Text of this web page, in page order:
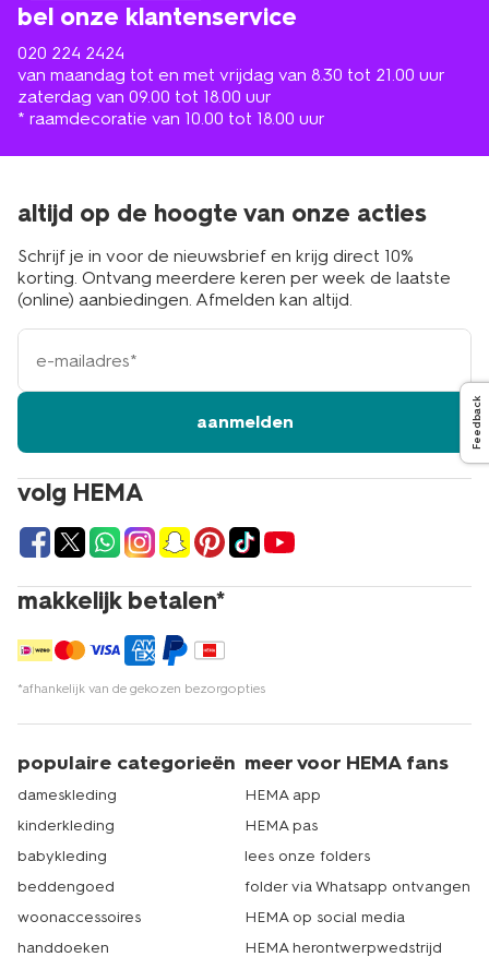
bel onze klantenservice
020 224 2424
van maandag tot en met vrijdag van 8.30 tot 21.00 uur
zaterdag van 09.00 tot 18.00 uur
* raamdecoratie van 10.00 tot 18.00 uur
volg HEMA
makkelijk betalen*
*afhankelijk van de gekozen bezorgopties
altijd op de hoogte van onze acties
Schrijf je in voor de nieuwsbrief en krijg direct 10%
korting. Ontvang meerdere keren per week de laatste
(online) aanbiedingen. Afmelden kan altijd.
e-
mailadres
aanmelden
populaire categorieën
dameskleding
kinderkleding
babykleding
beddengoed
woonaccessoires
handdoeken
meer voor HEMA fans
HEMA app
HEMA pas
lees onze folders
folder via Whatsapp ontvangen
HEMA op social media
HEMA herontwerpwedstrijd
Feedback